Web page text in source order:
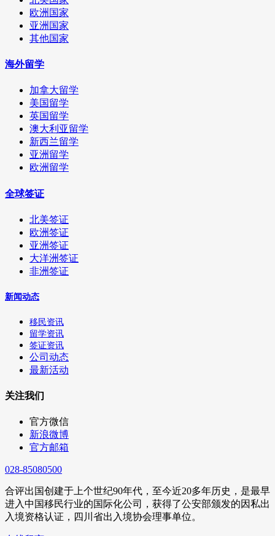
欧洲国家
亚洲国家
其他国家
海外留学
加拿大留学
美国留学
英国留学
澳大利亚留学
新西兰留学
亚洲留学
欧洲留学
全球签证
北美签证
欧洲签证
亚洲签证
大洋洲签证
非洲签证
新闻动态
移民资讯
留学资讯
签证资讯
公司动态
最新活动
关注我们
官方微信
新浪微博
官方邮箱
028-85080500
合评出国创建于上个世纪90年代，至今近20多年历史，是最早
进入中国移民行业的国际化公司，获得了公安部颁发的因私出
入境资格认证，四川省出入境协会理事单位。